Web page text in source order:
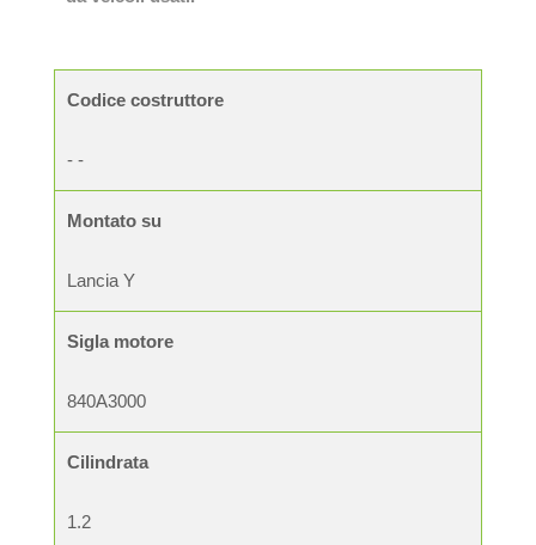
Codice costruttore
- -
Montato su
Lancia Y
Sigla motore
840A3000
Cilindrata
1.2